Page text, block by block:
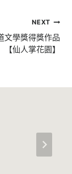
NEXT
文學獎得獎作品
【仙人掌花園】